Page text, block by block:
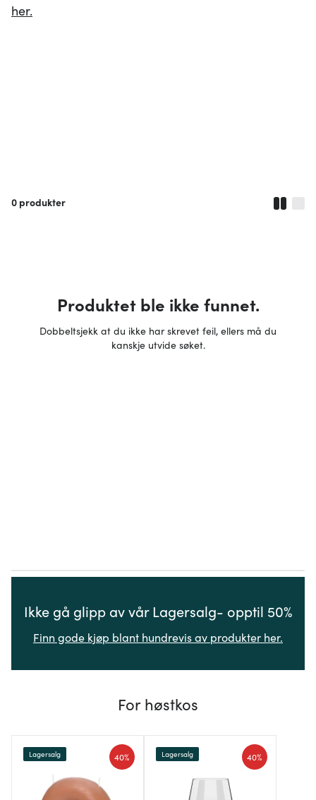
her.
0 produkter
Produktet ble ikke funnet.
Dobbeltsjekk at du ikke har skrevet feil, ellers må du
kanskje utvide søket.
Ikke gå glipp av vår Lagersalg- opptil 50%
Finn gode kjøp blant hundrevis av produkter her.
For høstkos
40%
Lagersalg 40%
Lagersalg